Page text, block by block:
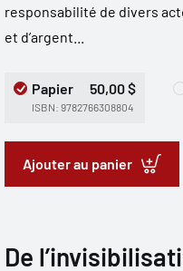
responsabilité de divers
et d’argent...
Papier 50,00 $
ISBN: 9782766308804
Ajouter au panier
De